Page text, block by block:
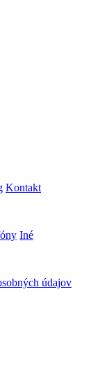
Kontakt
Iné
údajov